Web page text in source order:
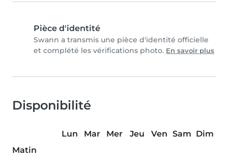
Pièce d'identité
Swann a transmis une pièce d'identité officielle
et complété les vérifications photo. En savoir plus
Disponibilité
Lun Mar Mer Jeu Ven Sam Dim
Matin